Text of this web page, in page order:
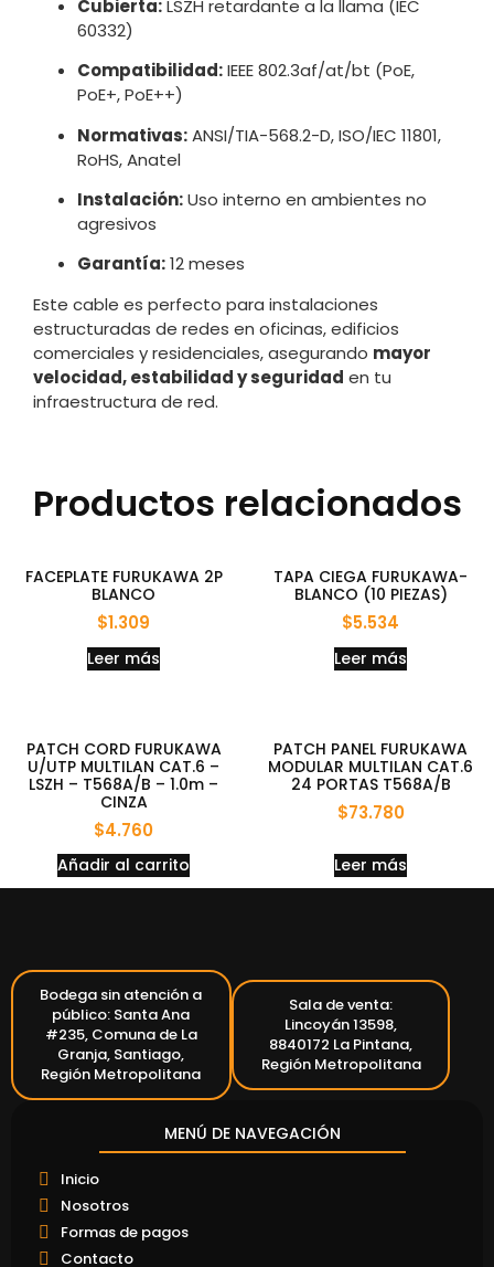
Cubierta:LSZH retardante a la llama (IEC
60332)
Compatibilidad:IEEE 802.3af/at/bt (PoE,
PoE+, PoE++)
Normativas:ANSI/TIA-568.2-D, ISO/IEC 11801,
RoHS, Anatel
Instalación:Uso interno en ambientes no
agresivos
Garantía:12 meses
Este cable es perfecto para instalaciones
estructuradas de redes en oficinas, edificios
comerciales y residenciales, asegurando mayor
velocidad, estabilidad y seguridad en tu
infraestructura de red.
Productos relacionados
FACEPLATE FURUKAWA 2P
BLANCO
$1.309
Leer más
TAPA CIEGA FURUKAWA-
BLANCO (10 PIEZAS)
$5.534
Leer más
PATCH CORD FURUKAWA
U/UTP MULTILAN CAT.6 –
LSZH – T568A/B – 1.0m –
CINZA
$4.760
Añadir al carrito
PATCH PANEL FURUKAWA
MODULAR MULTILAN CAT.6
24 PORTAS T568A/B
$73.780
Leer más
Bodega sin atención a
público: Santa Ana
#235, Comuna de La
Granja, Santiago,
Región Metropolitana
Sala de venta:
Lincoyán 13598,
8840172 La Pintana,
Región Metropolitana
MENÚ DE NAVEGACIÓN
Inicio
Nosotros
Formas de pagos
Contacto